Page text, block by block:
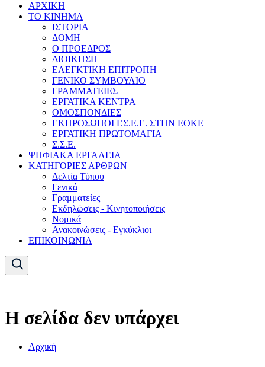
ΑΡΧΙΚΗ
ΤΟ ΚΙΝΗΜΑ
ΙΣΤΟΡΙΑ
ΔΟΜΗ
Ο ΠΡΟΕΔΡΟΣ
ΔΙΟΙΚΗΣΗ
ΕΛΕΓΚΤΙΚΗ ΕΠΙΤΡΟΠΗ
ΓΕΝΙΚΟ ΣΥΜΒΟΥΛΙΟ
ΓΡΑΜΜΑΤΕΙΕΣ
ΕΡΓΑΤΙΚΑ ΚΕΝΤΡΑ
ΟΜΟΣΠΟΝΔΙΕΣ
ΕΚΠΡΟΣΩΠΟΙ Γ.Σ.Ε.Ε. ΣΤΗΝ ΕΟΚΕ
ΕΡΓΑΤΙΚΗ ΠΡΩΤΟΜΑΓΙΑ
Σ.Σ.Ε.
ΨΗΦΙΑΚΑ ΕΡΓΑΛΕΙΑ
ΚΑΤΗΓΟΡΙΕΣ ΑΡΘΡΩΝ
Δελτία Τύπου
Γενικά
Γραμματείες
Εκδηλώσεις - Κινητοποιήσεις
Νομικά
Ανακοινώσεις - Εγκύκλιοι
ΕΠΙΚΟΙΝΩΝΙΑ
Η σελίδα δεν υπάρχει
Αρχική